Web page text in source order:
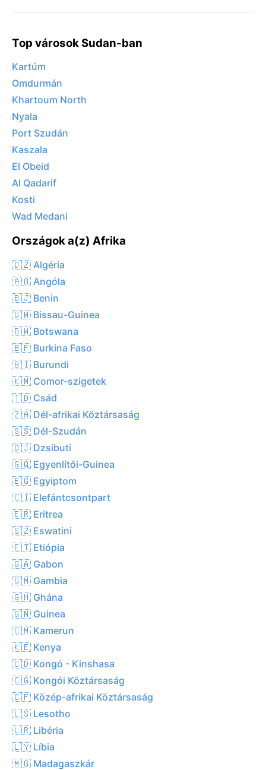
Top városok Sudan-ban
Kartúm
Omdurmán
Khartoum North
Nyala
Port Szudán
Kaszala
El Obeid
Al Qadarif
Kosti
Wad Medani
Országok a(z) Afrika
🇩🇿 Algéria
🇦🇴 Angóla
🇧🇯 Benin
🇬🇼 Bissau-Guinea
🇧🇼 Botswana
🇧🇫 Burkina Faso
🇧🇮 Burundi
🇰🇲 Comor-szigetek
🇹🇩 Csád
🇿🇦 Dél-afrikai Köztársaság
🇸🇸 Dél-Szudán
🇩🇯 Dzsibuti
🇬🇶 Egyenlítői-Guinea
🇪🇬 Egyiptom
🇨🇮 Elefántcsontpart
🇪🇷 Eritrea
🇸🇿 Eswatini
🇪🇹 Etiópia
🇬🇦 Gabon
🇬🇲 Gambia
🇬🇭 Ghána
🇬🇳 Guinea
🇨🇲 Kamerun
🇰🇪 Kenya
🇨🇩 Kongó - Kinshasa
🇨🇬 Kongói Köztársaság
🇨🇫 Közép-afrikai Köztársaság
🇱🇸 Lesotho
🇱🇷 Libéria
🇱🇾 Líbia
🇲🇬 Madagaszkár